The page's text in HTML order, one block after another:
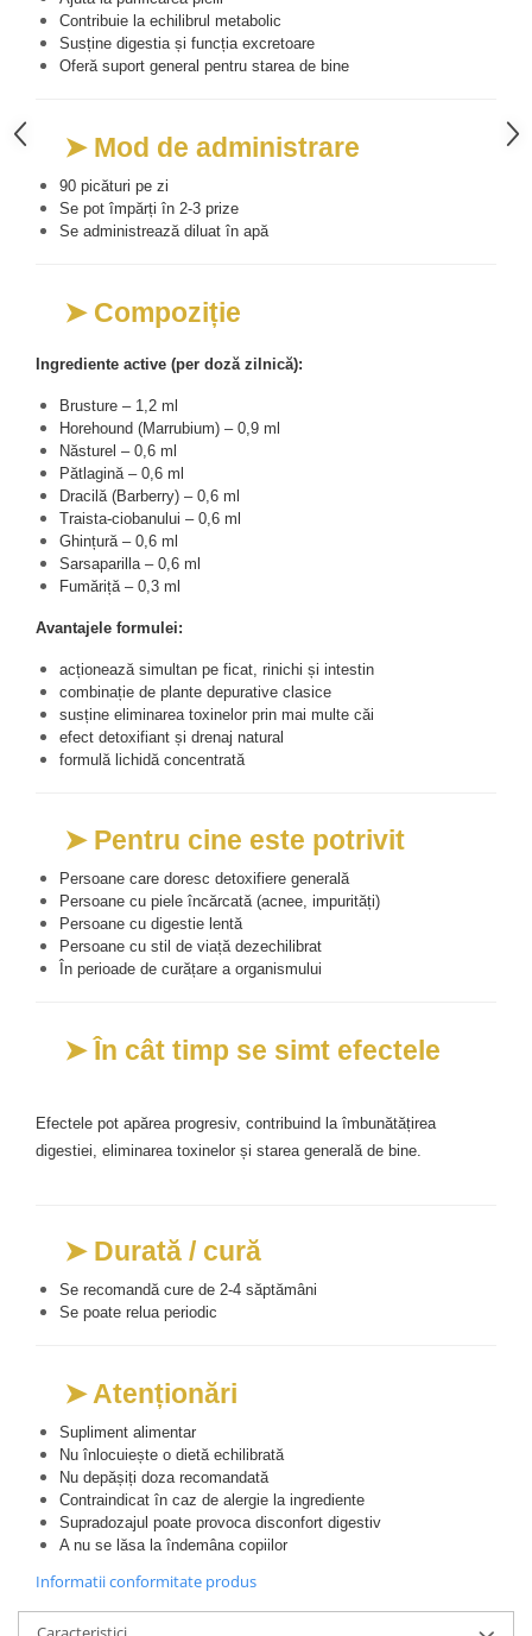
Cătină
Chlorella
Electroliti
Produse Apicole
Cacao
Contribuie la echilibrul metabolic
Susține digestia și funcția excretoare
Oferă suport general pentru starea de bine
➤ Mod de administrare
90 picături pe zi
Se pot împărți în 2-3 prize
Se administrează diluat în apă
➤ Compoziție
Ingrediente active (per doză zilnică):
Brusture – 1,2 ml
Horehound (Marrubium) – 0,9 ml
Năsturel – 0,6 ml
Pătlagină – 0,6 ml
Dracilă (Barberry) – 0,6 ml
Traista-ciobanului – 0,6 ml
Ghințură – 0,6 ml
Sarsaparilla – 0,6 ml
Fumăriță – 0,3 ml
Avantajele formulei:
acționează simultan pe ficat, rinichi și intestin
combinație de plante depurative clasice
susține eliminarea toxinelor prin mai multe căi
efect detoxifiant și drenaj natural
formulă lichidă concentrată
➤ Pentru cine este potrivit
Persoane care doresc detoxifiere generală
Persoane cu piele încărcată (acnee, impurități)
Persoane cu digestie lentă
Persoane cu stil de viață dezechilibrat
În perioade de curățare a organismului
➤ În cât timp se simt efectele
Efectele pot apărea progresiv, contribuind la îmbunătățirea
digestiei, eliminarea toxinelor și starea generală de bine.
➤ Durată / cură
Se recomandă cure de 2-4 săptămâni
Se poate relua periodic
➤ Atenționări
Supliment alimentar
Nu înlocuiește o dietă echilibrată
Nu depășiți doza recomandată
Contraindicat în caz de alergie la ingrediente
Supradozajul poate provoca disconfort digestiv
A nu se lăsa la îndemâna copiilor
Informatii conformitate produs